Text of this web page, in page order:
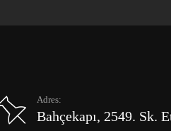
Adres:
Bahçekapı, 2549. Sk.